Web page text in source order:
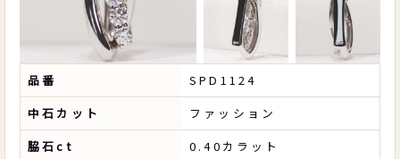
品番
SPD1124
中石カット
ファッション
脇石ct
0.40カラット